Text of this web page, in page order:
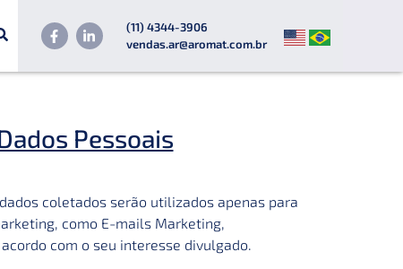
(11) 4344-3906
vendas.ar@aromat.com.br
Pessoais
coletados serão utilizados apenas para
como E-mails Marketing,
com o seu interesse divulgado.